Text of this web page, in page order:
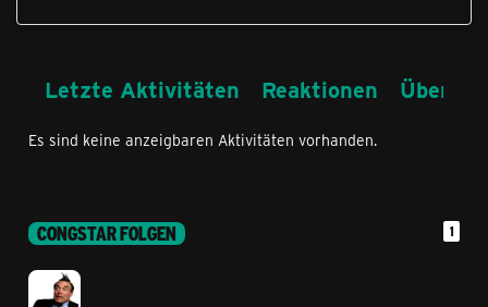
Letzte Aktivitäten Reaktionen Über
Es sind keine anzeigbaren Aktivitäten vorhanden.
CONGSTAR FOLGEN 1